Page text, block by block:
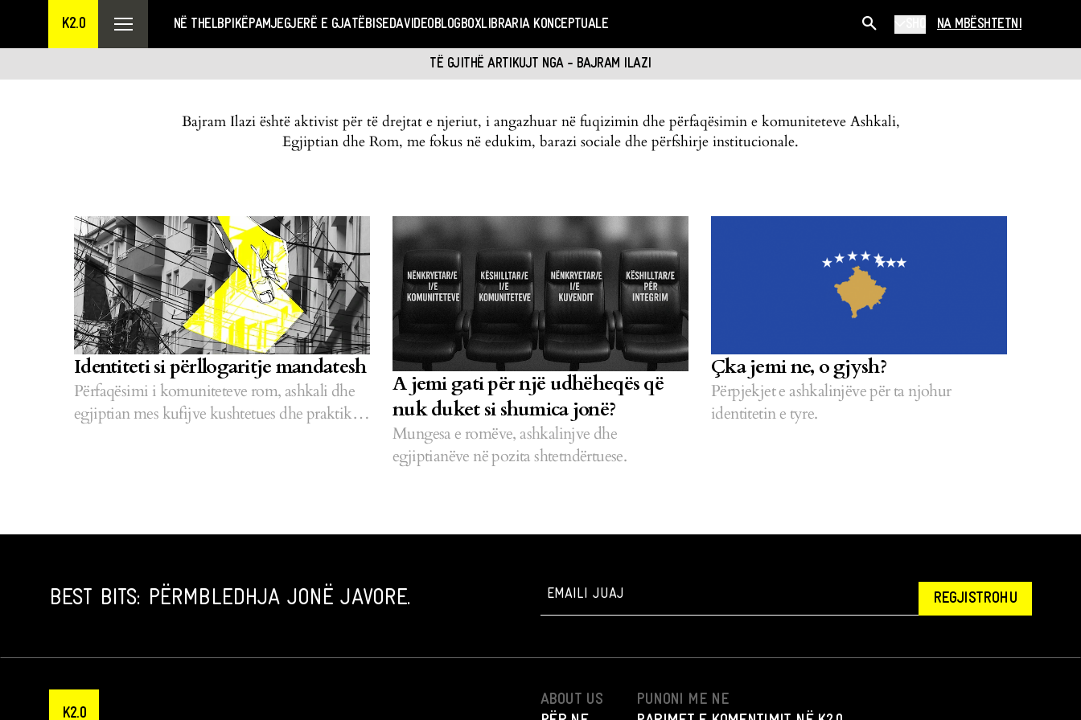
K2.0 NË THELBPIKËPAMJEGJERË E GJATËBISEDAVIDEOBLOGBOXLIBRARIA KONCEPTUALE NA MBËSHTETNI
TË GJITHË ARTIKUJT NGA - BAJRAM ILAZI
Bajram Ilazi është aktivist për të drejtat e njeriut, i angazhuar në fuqizimin dhe përfaqësimin e komuniteteve Ashkali,
Egjiptian dhe Rom, me fokus në edukim, barazi sociale dhe përfshirje institucionale.
Identiteti si përllogaritje mandatesh
Përfaqësimi i komuniteteve rom, ashkali dhe
egjiptian mes kufijve kushtetues dhe praktikës
A jemi gati për një udhëheqës që
nuk duket si shumica jonë?
Mungesa e romëve, ashkalinjve dhe
egjiptianëve në pozita shtetndërtuese.
Çka jemi ne, o gjysh?
Përpjekjet e ashkalinjëve për ta njohur
identitetin e tyre.
BEST BITS: PËRMBLEDHJA JONË JAVORE. REGJISTROHU
K2.0
ABOUT US PUNONI ME NE